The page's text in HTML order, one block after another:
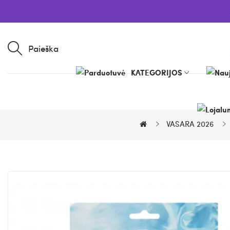
Paieška
KATEGORIJOS
VASARA 2026